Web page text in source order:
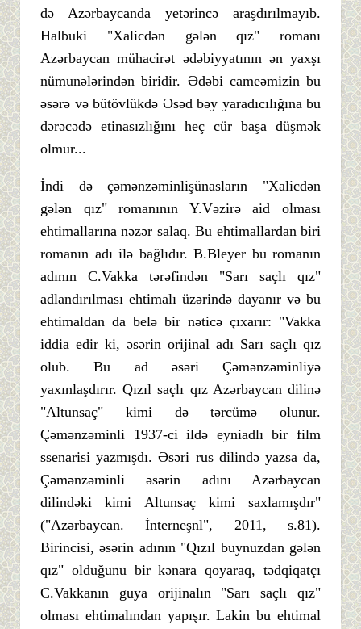
də Azərbaycanda yetərincə araşdırılmayıb.
Halbuki "Xalicdən gələn qız" romanı
Azərbaycan mühacirət ədəbiyyatının ən yaxşı
nümunələrindən biridir. Ədəbi cameəmizin bu
əsərə və bütövlükdə Əsəd bəy yaradıcılığına bu
dərəcədə etinasızlığını heç cür başa düşmək
olmur...
İndi də çəmənzəminlişünasların "Xalicdən
gələn qız" romanının Y.Vəzirə aid olması
ehtimallarına nəzər salaq. Bu ehtimallardan biri
romanın adı ilə bağlıdır. B.Bleyer bu romanın
adının C.Vakka tərəfindən "Sarı saçlı qız"
adlandırılması ehtimalı üzərində dayanır və bu
ehtimaldan da belə bir nəticə çıxarır: "Vakka
iddia edir ki, əsərin orijinal adı Sarı saçlı qız
olub. Bu ad əsəri Çəmənzəminliyə
yaxınlaşdırır. Qızıl saçlı qız Azərbaycan dilinə
"Altunsaç" kimi də tərcümə olunur.
Çəmənzəminli 1937-ci ildə eyniadlı bir film
ssenarisi yazmışdı. Əsəri rus dilində yazsa da,
Çəmənzəminli əsərin adını Azərbaycan
dilindəki kimi Altunsaç kimi saxlamışdır"
("Azərbaycan. İnterneşnl", 2011, s.81).
Birincisi, əsərin adının "Qızıl buynuzdan gələn
qız" olduğunu bir kənara qoyaraq, tədqiqatçı
C.Vakkanın guya orijinalın "Sarı saçlı qız"
olması ehtimalından yapışır. Lakin bu ehtimal